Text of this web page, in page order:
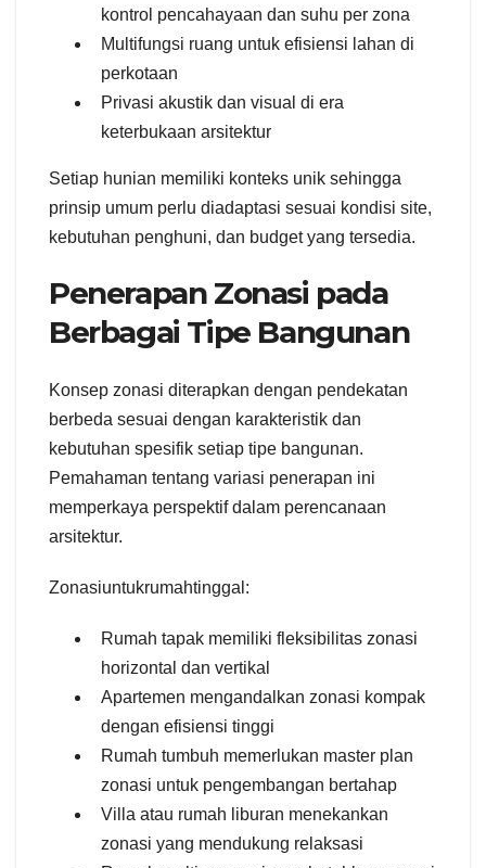
kontrol pencahayaan dan suhu per zona
Multifungsi ruang untuk efisiensi lahan di
perkotaan
Privasi akustik dan visual di era
keterbukaan arsitektur
Setiap hunian memiliki konteks unik sehingga
prinsip umum perlu diadaptasi sesuai kondisi site,
kebutuhan penghuni, dan budget yang tersedia.
Penerapan Zonasi pada
Berbagai Tipe Bangunan
Konsep zonasi diterapkan dengan pendekatan
berbeda sesuai dengan karakteristik dan
kebutuhan spesifik setiap tipe bangunan.
Pemahaman tentang variasi penerapan ini
memperkaya perspektif dalam perencanaan
arsitektur.
Zonasiuntukrumahtinggal:
Rumah tapak memiliki fleksibilitas zonasi
horizontal dan vertikal
Apartemen mengandalkan zonasi kompak
dengan efisiensi tinggi
Rumah tumbuh memerlukan master plan
zonasi untuk pengembangan bertahap
Villa atau rumah liburan menekankan
zonasi yang mendukung relaksasi